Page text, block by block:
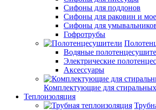
Сифоны для поддонов
Сифоны для раковин и
Сифоны для
Гофротрубы
Водяные
Электрические
Аксессуары
Комплектующие для
Теплоизоляция